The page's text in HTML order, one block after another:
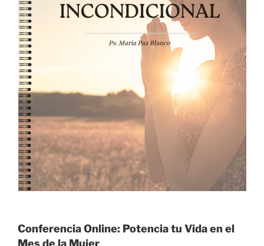
Conferencia Online: Potencia tu Vida en el
Mes de la Mujer